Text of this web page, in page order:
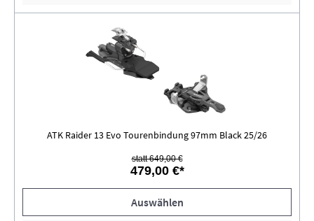
ATK Raider 13 Evo Tourenbindung 97mm Black 25/26
statt 649,00 €
479,00 €*
Auswählen